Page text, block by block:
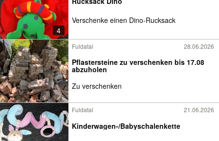
4
Verschenke einen Dino-Rucksack
Fuldatal 28.06.2026
Pflastersteine zu verschenken bis 17.08
abzuholen
Zu verschenken
Fuldatal 21.06.2026
Kinderwagen-/Babyschalenkette